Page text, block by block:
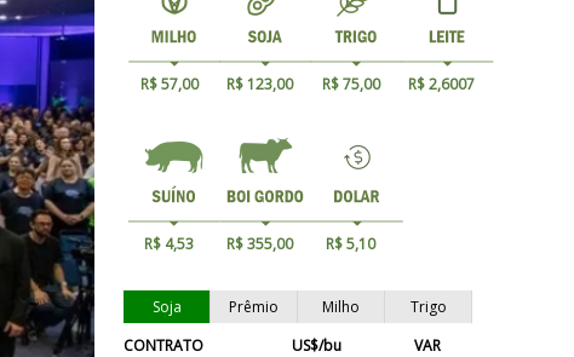
R$ 57,00 R$ 123,00 R$ 75,00 R$ 2,6007
R$ 4,53 R$ 355,00 R$ 5,10
Soja Prêmio Milho
Trigo
CONTRATO
US$/bu
VAR